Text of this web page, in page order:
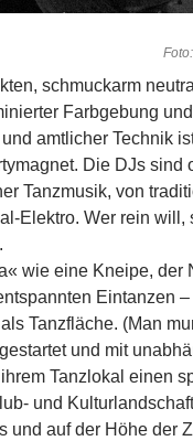
Foto:
schmuckarm
Farbgebung
amtlicher Technik
Die DJs sind
Tanzmusik, von
Elektro. Wer rein will,
wie eine Kneipe, der
Eintanzen
Tanzfläche. (Man
und mit
Tanzlokal einen
und
und auf der Höhe der